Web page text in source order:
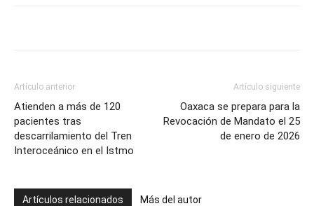
Artículo anterior
Atienden a más de 120
pacientes tras
descarrilamiento del Tren
Interoceánico en el Istmo
Artículo siguiente
Oaxaca se prepara para la
Revocación de Mandato el 25
de enero de 2026
Artículos relacionados Más del autor